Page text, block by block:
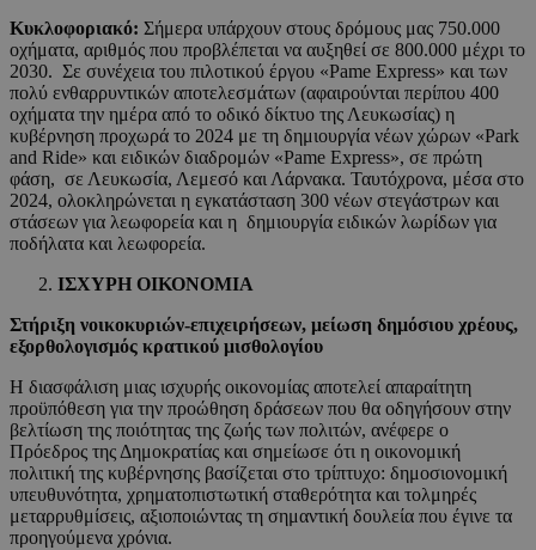
Κυκλοφοριακό: Σήμερα υπάρχουν στους δρόμους μας 750.000
οχήματα, αριθμός που προβλέπεται να αυξηθεί σε 800.000 μέχρι το
2030. Σε συνέχεια του πιλοτικού έργου «Pame Express» και των
πολύ ενθαρρυντικών αποτελεσμάτων (αφαιρούνται περίπου 400
οχήματα την ημέρα από το οδικό δίκτυο της Λευκωσίας) η
κυβέρνηση προχωρά το 2024 με τη δημιουργία νέων χώρων «Park
and Ride» και ειδικών διαδρομών «Pame Express», σε πρώτη
φάση, σε Λευκωσία, Λεμεσό και Λάρνακα. Ταυτόχρονα, μέσα στο
2024, ολοκληρώνεται η εγκατάσταση 300 νέων στεγάστρων και
στάσεων για λεωφορεία και η δημιουργία ειδικών λωρίδων για
ποδήλατα και λεωφορεία.
ΙΣΧΥΡΗ ΟΙΚΟΝΟΜΙΑ
Στήριξη νοικοκυριών-επιχειρήσεων, μείωση δημόσιου χρέους,
εξορθολογισμός κρατικού μισθολογίου
Η διασφάλιση μιας ισχυρής οικονομίας αποτελεί απαραίτητη
προϋπόθεση για την προώθηση δράσεων που θα οδηγήσουν στην
βελτίωση της ποιότητας της ζωής των πολιτών, ανέφερε ο
Πρόεδρος της Δημοκρατίας και σημείωσε ότι η οικονομική
πολιτική της κυβέρνησης βασίζεται στο τρίπτυχο: δημοσιονομική
υπευθυνότητα, χρηματοπιστωτική σταθερότητα και τολμηρές
μεταρρυθμίσεις, αξιοποιώντας τη σημαντική δουλεία που έγινε τα
προηγούμενα χρόνια.